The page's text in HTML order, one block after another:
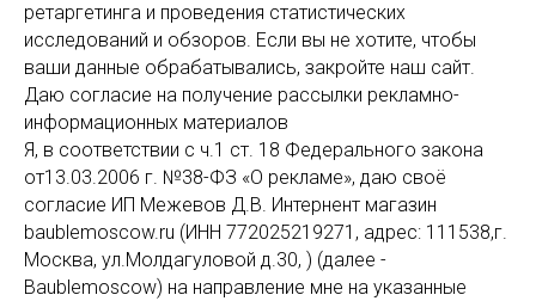
ретаргетинга и проведения статистических
исследований и обзоров. Если вы не хотите, чтобы
ваши данные обрабатывались, закройте наш сайт.
Даю согласие на получение рассылки рекламно-
информационных материалов
Я, в соответствии с ч.1 ст. 18 Федерального закона
от13.03.2006 г. №38-ФЗ «О рекламе», даю своё
согласие ИП Межевов Д.В. Интернент магазин
baublemoscow.ru (ИНН 772025219271, адрес: 111538,г.
Москва, ул.Молдагуловой д.30, ) (далее -
Baublemoscow) на направление мне на указанные